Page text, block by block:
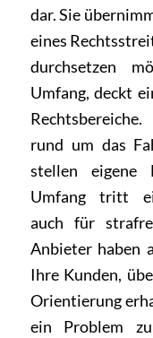
dar. Sie
eines
durchsetzen
Umfang, deckt
rund um das
stellen eigene
Umfang tritt
auch für
Anbieter haben
Ihre Kunden,
Orientierung
ein Problem